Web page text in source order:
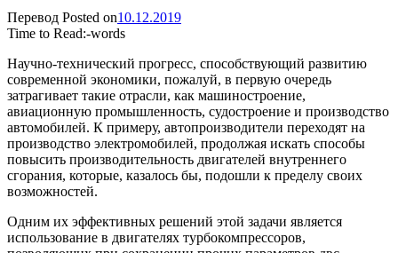
Перевод Posted on10.12.2019
Time to Read:-words
Научно-технический прогресс, способствующий развитию
современной экономики, пожалуй, в первую очередь
затрагивает такие отрасли, как машиностроение,
авиационную промышленность, судостроение и производство
автомобилей. К примеру, автопроизводители переходят на
производство электромобилей, продолжая искать способы
повысить производительность двигателей внутреннего
сгорания, которые, казалось бы, подошли к пределу своих
возможностей.
Одним их эффективных решений этой задачи является
использование в двигателях турбокомпрессоров,